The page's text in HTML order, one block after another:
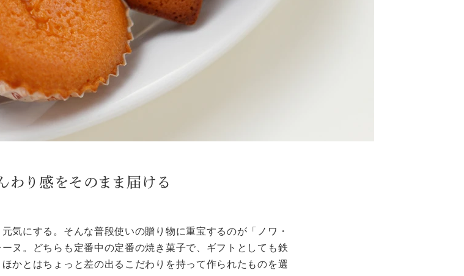
わり感をそのまま届ける
気にする。そんな普段使いの贈り物に重宝するのが「ノワ・
ヌ。どちらも定番中の定番の焼き菓子で、ギフトとしても鉄
かとはちょっと差の出るこだわりを持って作られたものを選